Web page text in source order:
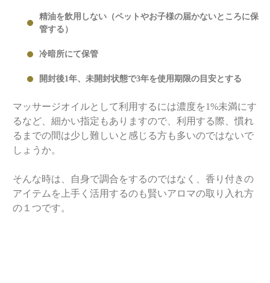
精油を飲用しない（ペットやお子様の届かないところに保
管する）
冷暗所にて保管
開封後1年、未開封状態で3年を使用期限の目安とする
マッサージオイルとして利用するには濃度を1%未満にす
るなど、細かい指定もありますので、利用する際、慣れ
るまでの間は少し難しいと感じる方も多いのではないで
しょうか。
そんな時は、自身で調合をするのではなく、香り付きの
アイテムを上手く活用するのも賢いアロマの取り入れ方
の１つです。